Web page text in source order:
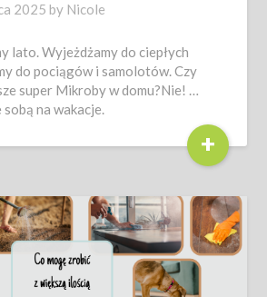
2025 by Nicole
lato. Wyjeżdżamy do ciepłych
do pociągów i samolotów. Czy
super Mikroby w domu?Nie! …
na wakacje.
+